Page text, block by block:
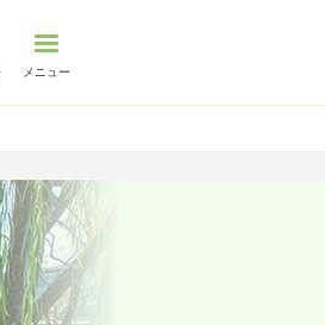
メニュー